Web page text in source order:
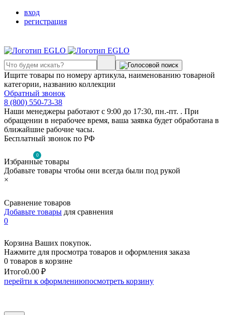
вход
регистрация
Ищите товары по номеру артикула, наименованию товарной
категории, названию коллекции
Обратный звонок
8 (800) 550-73-38
Наши менеджеры работают с 9:00 до 17:30, пн.-пт. . При
обращении в нерабочее время, ваша заявка будет обработана в
ближайшие рабочие часы.
Бесплатный звонок по РФ
0
Избранные товары
Добавьте товары чтобы они всегда были под рукой
×
Сравнение товаров
Добавьте товары для сравнения
0
Корзина Ваших покупок.
Нажмите для просмотра товаров и оформления заказа
0 товаров в корзине
Итого0.00 ₽
перейти к оформлениюпосмотреть корзину